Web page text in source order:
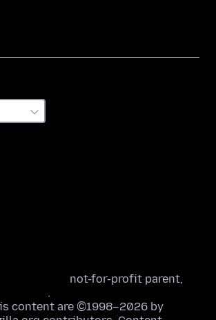
not-for-profit parent,
.
content are ©1998–2026 by